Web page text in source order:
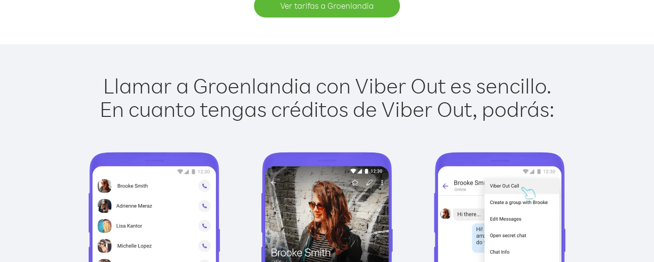
Ver tarifas a Groenlandia
Llamar a Groenlandia con Viber Out es sencillo.
En cuanto tengas créditos de Viber Out, podrás: